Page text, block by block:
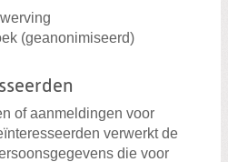
(geanonimiseerd)
of aanmeldingen voor
verwerkt de
die voor